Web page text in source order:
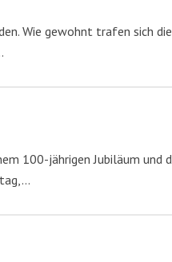
Wie gewohnt trafen sich
100-jährigen Jubiläum und